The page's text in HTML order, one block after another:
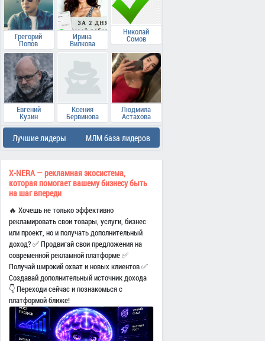
Грегорий
Попов
Ирина
Вилкова
Николай
Сомов
Евгений
Кузин
Ксения
Бервинова
Людмила
Астахова
Лучшие лидеры МЛМ база лидеров
X-NERA — рекламная экосистема,
которая помогает вашему бизнесу быть
на шаг впереди
🔥 Хочешь не только эффективно
рекламировать свои товары, услуги, бизнес
или проект, но и получать дополнительный
доход? ✅ Продвигай свои предложения на
современной рекламной платформе ✅
Получай широкий охват и новых клиентов ✅
Создавай дополнительный источник дохода
👇 Переходи сейчас и познакомься с
платформой ближе!